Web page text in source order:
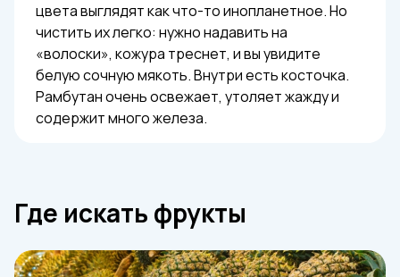
цвета выглядят как что-то инопланетное. Но
чистить их легко: нужно надавить на
«волоски», кожура треснет, и вы увидите
белую сочную мякоть. Внутри есть косточка.
Рамбутан очень освежает, утоляет жажду и
содержит много железа.
Где искать фрукты